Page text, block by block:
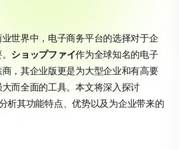
世界中，电子商务平台的选择对于企
ショップファイ作为全球知名的电子
，其企业版更是为大型企业和有高要
而全面的工具。本文将深入探讨
析其功能特点、优势以及为企业带来的